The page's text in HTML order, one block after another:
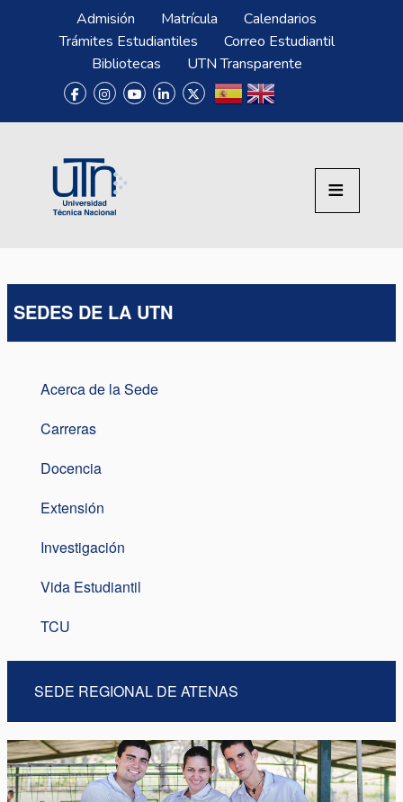
Pasar al contenido principal
Menú SuperiorAdmisión Matrícula
Calendarios
Trámites Estudiantiles
Correo Estudiantil
Bibliotecas
UTN Transparente
SEDES DE LA UTN
Acerca de la Sede
Carreras
Docencia
Extensión
Investigación
Vida Estudiantil
TCU
SEDE REGIONAL DE ATENAS